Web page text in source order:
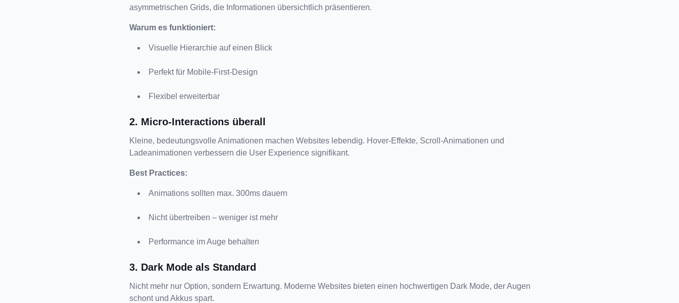
asymmetrischen Grids, die Informationen übersichtlich präsentieren.
Warum es funktioniert:
Visuelle Hierarchie auf einen Blick
Perfekt für Mobile-First-Design
Flexibel erweiterbar
2. Micro-Interactions überall
Kleine, bedeutungsvolle Animationen machen Websites lebendig. Hover-Effekte, Scroll-Animationen und
Ladeanimationen verbessern die User Experience signifikant.
Best Practices:
Animations sollten max. 300ms dauern
Nicht übertreiben – weniger ist mehr
Performance im Auge behalten
3. Dark Mode als Standard
Nicht mehr nur Option, sondern Erwartung. Moderne Websites bieten einen hochwertigen Dark Mode, der Augen
schont und Akkus spart.